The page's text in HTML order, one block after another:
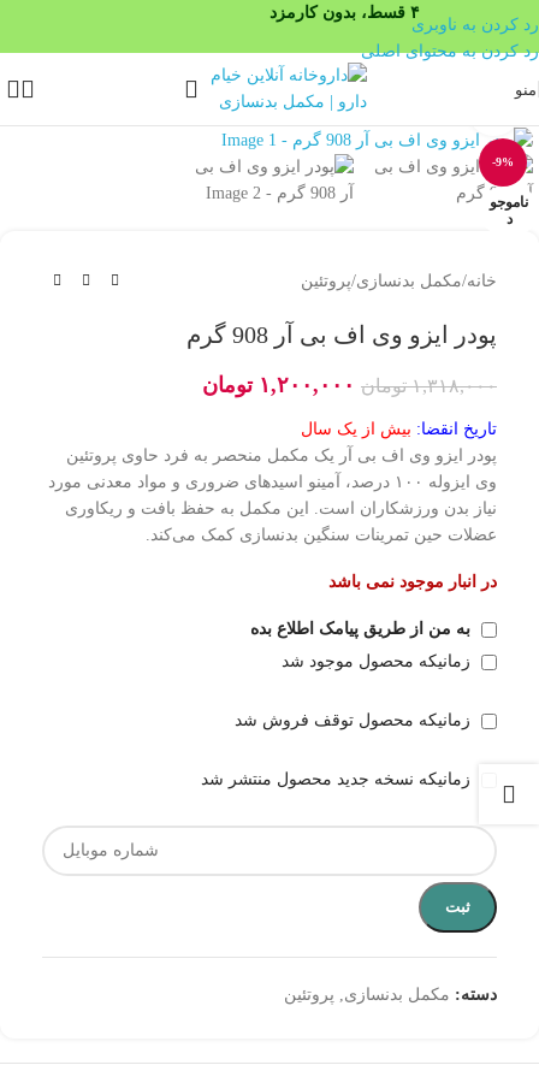
۴ قسط، بدون کارمزد
رد کردن به ناوبری
رد کردن به محتوای اصلی
منو
-9%
ناموجو
د
بزرگنمایی تصویر
خانه/مکمل بدنسازی/پروتئین
پودر ایزو وی اف بی آر 908 گرم
۱,۳۱۸,۰۰۰ تومان ۱,۲۰۰,۰۰۰ تومان
تاریخ انقضا: بیش از یک سال
پودر ایزو وی اف بی آر یک مکمل منحصر به فرد حاوی پروتئین
وی ایزوله ۱۰۰ درصد، آمینو اسیدهای ضروری و مواد معدنی مورد
نیاز بدن ورزشکاران است. این مکمل به حفظ بافت و ریکاوری
عضلات حین تمرینات سنگین بدنسازی کمک می‌کند.
در انبار موجود نمی باشد
به من از طریق پیامک اطلاع بده
زمانیکه محصول موجود شد
زمانیکه محصول توقف فروش شد
زمانیکه نسخه جدید محصول منتشر شد
ثبت
دسته: مکمل بدنسازی پروتئین